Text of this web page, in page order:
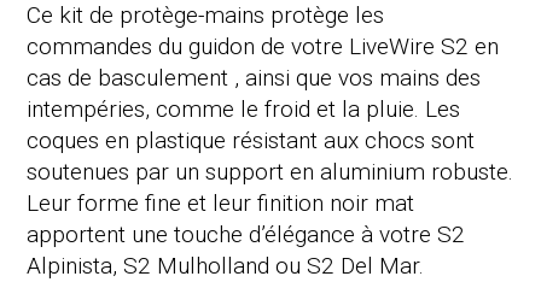
Ce kit de protège-mains protège les
commandes du guidon de votre LiveWire S2 en
cas de basculement , ainsi que vos mains des
intempéries, comme le froid et la pluie. Les
coques en plastique résistant aux chocs sont
soutenues par un support en aluminium robuste.
Leur forme fine et leur finition noir mat
apportent une touche d’élégance à votre S2
Alpinista, S2 Mulholland ou S2 Del Mar.